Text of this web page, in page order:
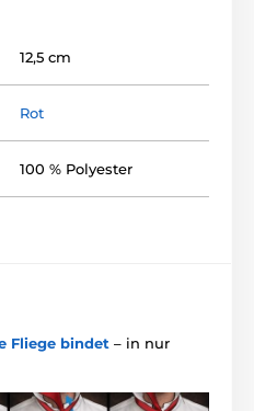
12,5 cm
Rot
100 % Polyester
Fliege bindet – in nur